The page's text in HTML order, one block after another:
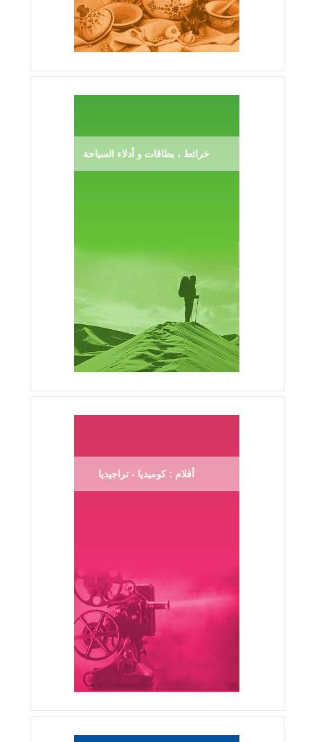
خرائط ، بطاقات و أدلاء السياحة
أفلام : كوميديا - تراجيديا